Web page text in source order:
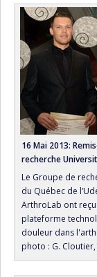
16 Mai 2013:
recherche
Le Groupe de
du Québec de
ArthroLab ont
plateforme
douleur dans
photo : G. Cloutier,